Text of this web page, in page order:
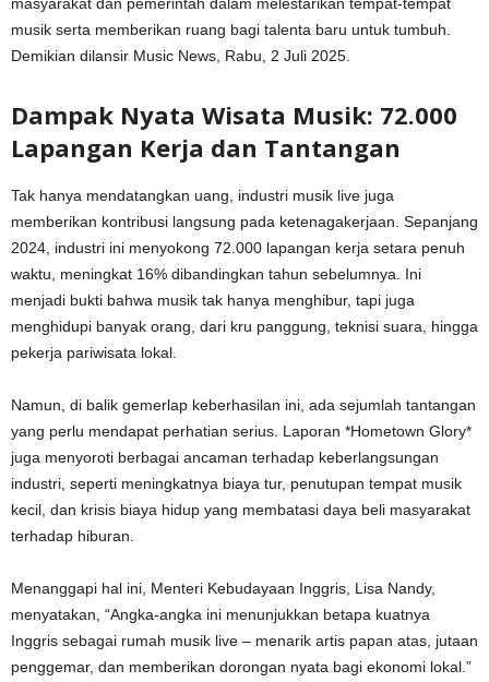
musik serta memberikan ruang bagi talenta baru untuk tumbuh.
Demikian dilansir Music News, Rabu, 2 Juli 2025.
Dampak Nyata Wisata Musik: 72.000
Lapangan Kerja dan Tantangan
Tak hanya mendatangkan uang, industri musik live juga
memberikan kontribusi langsung pada ketenagakerjaan. Sepanjang
2024, industri ini menyokong 72.000 lapangan kerja setara penuh
waktu, meningkat 16% dibandingkan tahun sebelumnya. Ini
menjadi bukti bahwa musik tak hanya menghibur, tapi juga
menghidupi banyak orang, dari kru panggung, teknisi suara, hingga
pekerja pariwisata lokal.
Namun, di balik gemerlap keberhasilan ini, ada sejumlah tantangan
yang perlu mendapat perhatian serius. Laporan *Hometown Glory*
juga menyoroti berbagai ancaman terhadap keberlangsungan
industri, seperti meningkatnya biaya tur, penutupan tempat musik
kecil, dan krisis biaya hidup yang membatasi daya beli masyarakat
terhadap hiburan.
Menanggapi hal ini, Menteri Kebudayaan Inggris, Lisa Nandy,
menyatakan, “Angka-angka ini menunjukkan betapa kuatnya
Inggris sebagai rumah musik live – menarik artis papan atas, jutaan
penggemar, dan memberikan dorongan nyata bagi ekonomi lokal.”